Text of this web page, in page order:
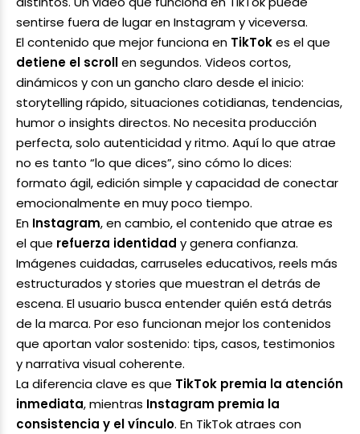
sentirse fuera de lugar en Instagram y viceversa.
El contenido que mejor funciona en TikTokes el que
detiene el scrollen segundos. Videos cortos,
dinámicos y con un gancho claro desde el inicio:
storytelling rápido, situaciones cotidianas, tendencias,
humor o insights directos. No necesita producción
perfecta, solo autenticidad y ritmo. Aquí lo que atrae
no es tanto “lo que dices”, sino cómo lo dices:
formato ágil, edición simple y capacidad de conectar
emocionalmente en muy poco tiempo.
En Instagram, en cambio, el contenido que atrae es
el que refuerza identidad y genera confianza.
Imágenes cuidadas, carruseles educativos, reels más
estructurados y stories que muestran el detrás de
escena. El usuario busca entender quién está detrás
de la marca. Por eso funcionan mejor los contenidos
que aportan valor sostenido: tips, casos, testimonios
y narrativa visual coherente.
La diferencia clave es que TikTok premia la atención
inmediata, mientras Instagram premia la
consistencia y el vínculo. En TikTok atraes con